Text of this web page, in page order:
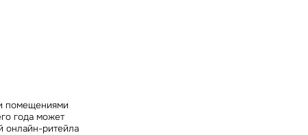
помещениями
года может
онлайн-ритейла